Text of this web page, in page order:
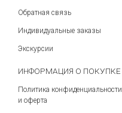
Обратная связь
Индивидуальные заказы
Экскурсии
ИНФОРМАЦИЯ О ПОКУПКЕ
Политика конфиденциальности
и оферта